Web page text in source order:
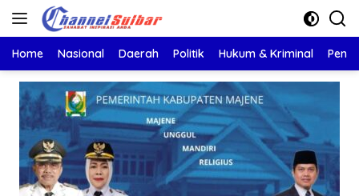
Langsung
Home Nasional Daerah Politik Hukum & Kriminal